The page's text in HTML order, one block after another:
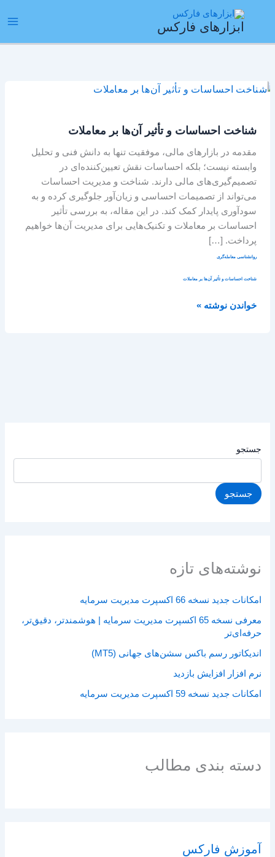
ابزارهای فارکس
جستجو
جستجو
نوشته‌های تازه
امکانات جدید نسخه 66 اکسپرت مدیریت سرمایه
معرفی نسخه 65 اکسپرت مدیریت سرمایه | هوشمندتر، دقیق‌تر،
حرفه‌ای‌تر
اندیکاتور رسم باکس سشن‌های جهانی (MT5)
نرم افزار افزایش بازدید
امکانات جدید نسخه 59 اکسپرت مدیریت سرمایه
دسته بندی مطالب
آموزش فارکس
شناخت احساسات و تأثیر آن‌ها بر معاملات
مقدمه در بازارهای مالی، موفقیت تنها به دانش فنی و تحلیل
وابسته نیست؛ بلکه احساسات نقش تعیین‌کننده‌ای در
تصمیم‌گیری‌های مالی دارند. شناخت و مدیریت احساسات
می‌تواند از تصمیمات احساسی و زیان‌آور جلوگیری کرده و به
سودآوری پایدار کمک کند. در این مقاله، به بررسی تأثیر
احساسات بر معاملات و تکنیک‌هایی برای مدیریت آن‌ها خواهیم
پرداخت. […]
روانشناسی معامله‌گری
شناخت احساسات و تأثیر آن‌ها بر معاملات
شناخت
تأثیر
بر
معاملات
خواندن نوشته »